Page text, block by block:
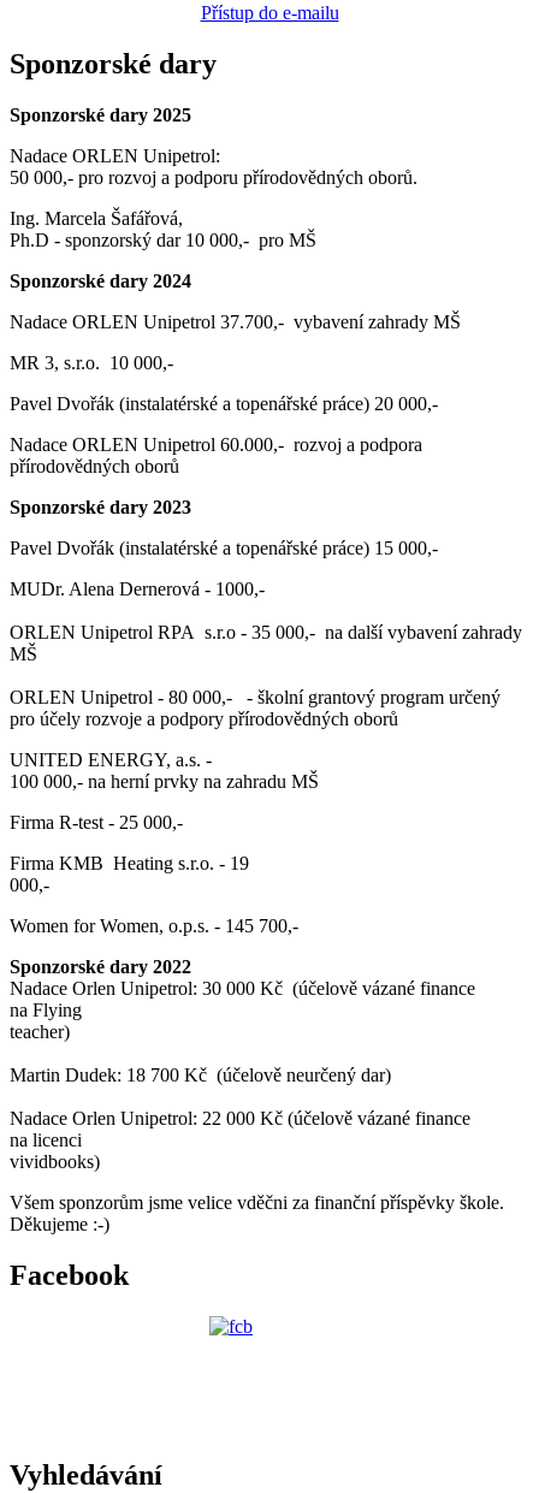
Přístup do e-mailu
Sponzorské dary
Sponzorské dary 2025
Nadace ORLEN Unipetrol:
50 000,- pro rozvoj a podporu přírodovědných oborů.
Ing. Marcela Šafářová,
Ph.D - sponzorský dar 10 000,- pro MŠ
Sponzorské dary 2024
Nadace ORLEN Unipetrol 37.700,- vybavení zahrady MŠ
MR 3, s.r.o. 10 000,-
Pavel Dvořák (instalatérské a topenářské práce) 20 000,-
Nadace ORLEN Unipetrol 60.000,- rozvoj a podpora
přírodovědných oborů
Sponzorské dary 2023
Pavel Dvořák (instalatérské a topenářské práce) 15 000,-
MUDr. Alena Dernerová - 1000,-
ORLEN Unipetrol RPA s.r.o - 35 000,- na další vybavení zahrady
MŠ
ORLEN Unipetrol - 80 000,- - školní grantový program určený
pro účely rozvoje a podpory přírodovědných oborů
UNITED ENERGY, a.s. -
100 000,- na herní prvky na zahradu MŠ
Firma R-test - 25 000,-
Firma KMB Heating s.r.o. - 19
000,-
Women for Women, o.p.s. - 145 700,-
Sponzorské dary 2022
Nadace Orlen Unipetrol: 30 000 Kč (účelově vázané finance
na Flying
teacher)
Martin Dudek: 18 700 Kč (účelově neurčený dar)
Nadace Orlen Unipetrol: 22 000 Kč (účelově vázané finance
na licenci
vividbooks)
Všem sponzorům jsme velice vděčni za finanční příspěvky škole.
Děkujeme :-)
Facebook
Vyhledávání